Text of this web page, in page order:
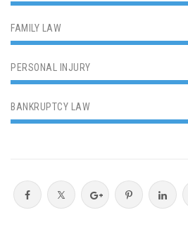
FAMILY LAW
PERSONAL INJURY
BANKRUPTCY LAW